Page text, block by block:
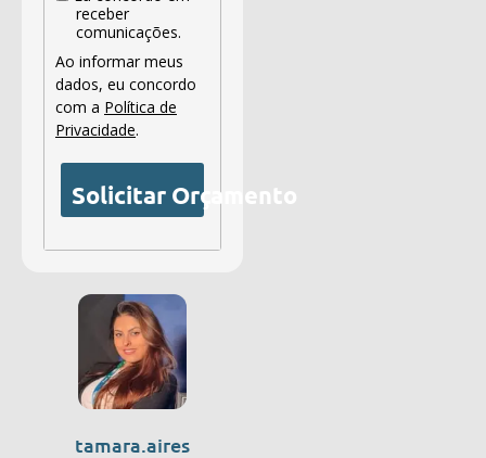
receber
comunicações.
Ao informar meus
dados, eu concordo
com a Política de
Privacidade.
Solicitar Orçamento
tamara.aires